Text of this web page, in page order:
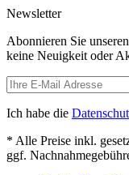
Newsletter
Abonnieren Sie
keine Neuigkeit oder
Ich habe die
* Alle Preise inkl.
ggf.